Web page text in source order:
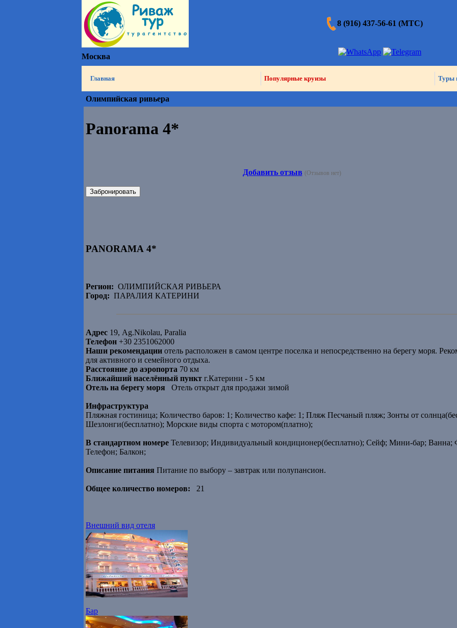
8 (916) 437-56-61 (МТС)
Москва
Главная Популярные круизы Туры
Олимпийская ривьера
Panorama 4*
Добавить отзыв (Отзывов нет)
Забронировать
PANORAMA 4*
Регион: ОЛИМПИЙСКАЯ РИВЬЕРА
Город: ПАРАЛИЯ КАТЕРИНИ
Адрес 19, Ag.Nikolau, Paralia
Телефон +30 2351062000
Наши рекомендации отель расположен в самом центре поселка и непосредственно на берегу моря.
для активного и семейного отдыха.
Расстояние до аэропорта 70 км
Ближайший населённый пункт г.Катерини - 5 км
Отель на берегу моря Отель открыт для продажи зимой
Инфраструктура
Пляжная гостиница; Количество баров: 1; Количество кафе: 1; Пляж Песчаный пляж; Зонты от
Шезлонги(бесплатно); Морские виды спорта с мотором(платно);
В стандартном номере Телевизор; Индивидуальный кондиционер(бесплатно); Сейф; Мини-бар; Ванна;
Телефон; Балкон;
Описание питания Питание по выбору – завтрак или полупансион.
Общее количество номеров: 21
Внешний вид отеля
Бар